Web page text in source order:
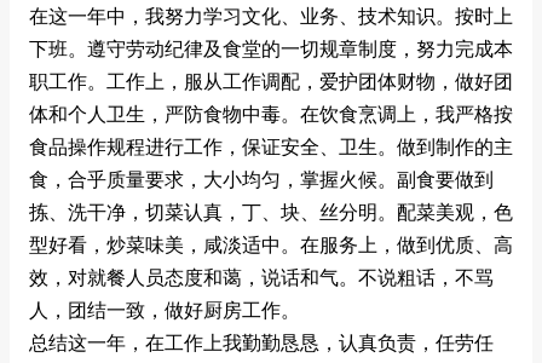
在这一年中，我努力学习文化、业务、技术知识。按时上
下班。遵守劳动纪律及食堂的一切规章制度，努力完成本
职工作。工作上，服从工作调配，爱护团体财物，做好团
体和个人卫生，严防食物中毒。在饮食烹调上，我严格按
食品操作规程进行工作，保证安全、卫生。做到制作的主
食，合乎质量要求，大小均匀，掌握火候。副食要做到
拣、洗干净，切菜认真，丁、块、丝分明。配菜美观，色
型好看，炒菜味美，咸淡适中。在服务上，做到优质、高
效，对就餐人员态度和蔼，说话和气。不说粗话，不骂
人，团结一致，做好厨房工作。
总结这一年，在工作上我勤勤恳恳，认真负责，任劳任